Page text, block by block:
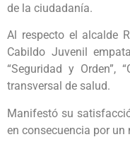
de la ciudadanía.
Al respecto el alcalde
Cabildo Juvenil
“Seguridad y Orden”,
transversal de salud.
Manifestó su
en consecuencia por un